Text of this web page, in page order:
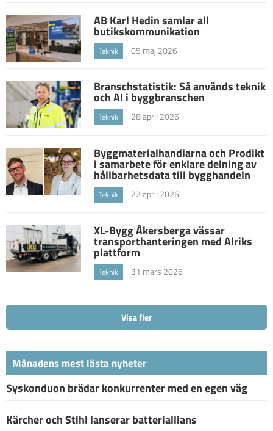
AB Karl Hedin samlar all
butikskommunikation
Teknik 05 maj 2026
Branschstatistik: Så används teknik
och AI i byggbranschen
Teknik 28 april 2026
Byggmaterialhandlarna och Prodikt
i samarbete för enklare delning av
hållbarhetsdata till bygghandeln
Teknik 22 april 2026
XL-Bygg Åkersberga vässar
transporthanteringen med Alriks
plattform
Teknik 31 mars 2026
Visa fler
Månadens mest lästa nyheter
Syskonduon brädar konkurrenter med en egen väg
Kärcher och Stihl lanserar batteriallians